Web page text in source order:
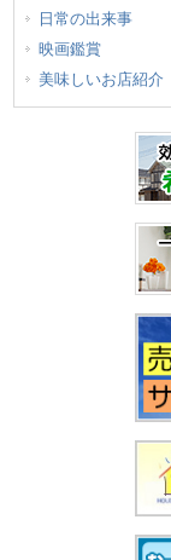
日常の出来事
映画鑑賞
美味しいお店紹介